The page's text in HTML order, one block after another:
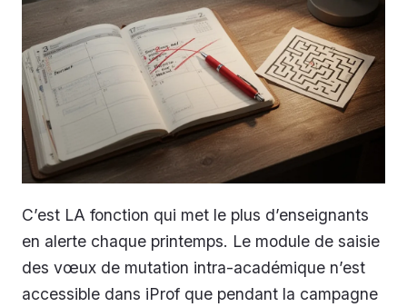
C’est LA fonction qui met le plus d’enseignants
en alerte chaque printemps. Le module de saisie
des vœux de mutation intra-académique n’est
accessible dans iProf que pendant la campagne